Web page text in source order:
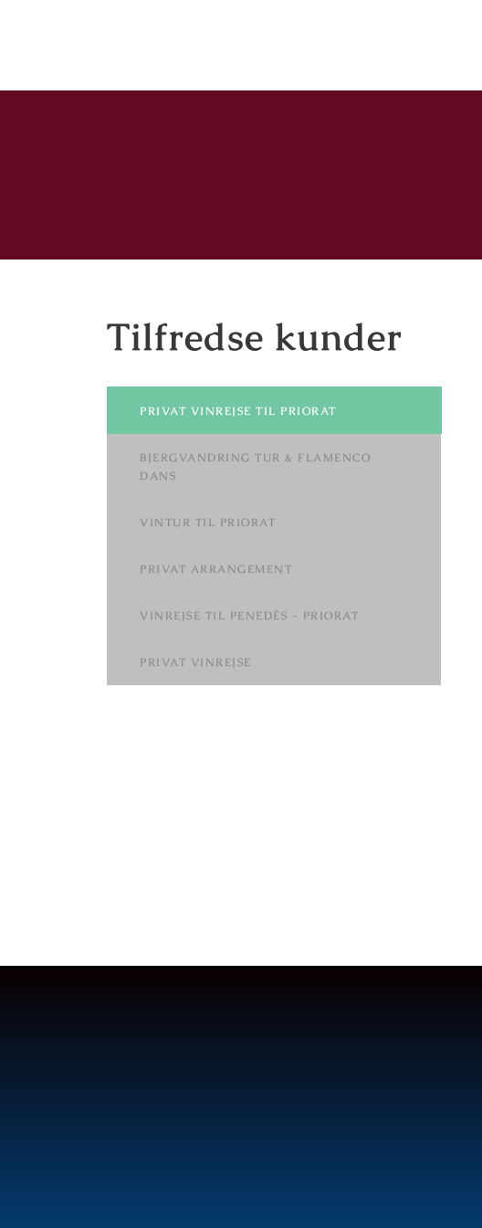
Tilfredse kunder
PRIVAT VINREJSE TIL PRIORAT
BJERGVANDRING TUR & FLAMENCO
DANS
VINTUR TIL PRIORAT
PRIVAT ARRANGEMENT
VINREJSE TIL PENEDÈS - PRIORAT
PRIVAT VINREJSE